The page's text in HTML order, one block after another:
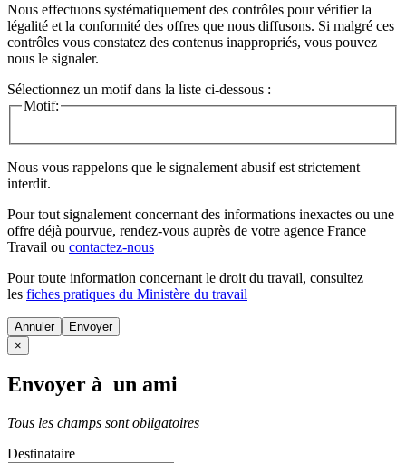
Nous effectuons systématiquement des contrôles pour vérifier la
légalité et la conformité des offres que nous diffusons. Si malgré ces
contrôles vous constatez des contenus inappropriés, vous pouvez
nous le signaler.
Sélectionnez un motif dans la liste ci-dessous :
Motif:
Nous vous rappelons que le signalement abusif est strictement
interdit.
Pour tout signalement concernant des informations inexactes ou une
offre déjà pourvue, rendez-vous auprès de votre agence France
Travail ou contactez-nous
Pour toute information concernant le droit du travail, consultez
les fiches pratiques du Ministère du travail
Annuler
×
Envoyer à un ami
Tous les champs sont obligatoires
Destinataire